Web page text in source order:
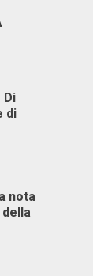
Di
di
nota